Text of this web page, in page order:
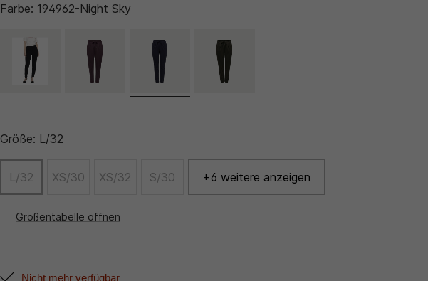
Farbe: 194962-Night Sky
Größe: L/32
L/32 XS/30 XS/32 S/30 +6 weitere anzeigen
Größentabelle öffnen
Nicht mehr verfügbar